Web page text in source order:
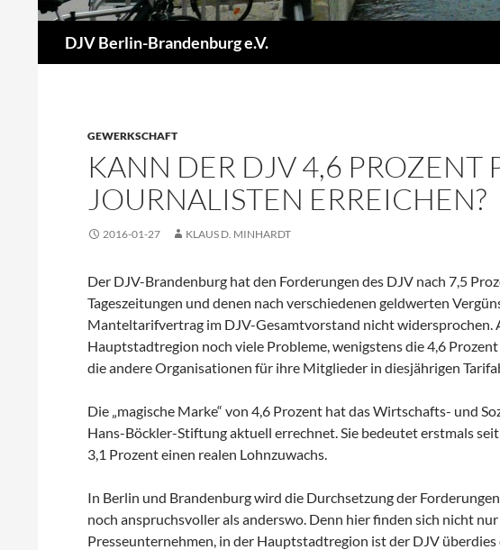
DJV Berlin-Brandenburg e.V.
GEWERKSCHAFT
KANN DER DJV 4,6 PROZENT
JOURNALISTEN ERREICHEN?
2016-01-27 KLAUS D. MINHARDT
Der DJV-Brandenburg hat den Forderungen des DJV nach 7,5
Tageszeitungen und denen nach verschiedenen geldwerten
Manteltarifvertrag im DJV-Gesamtvorstand nicht widersprochen.
Hauptstadtregion noch viele Probleme, wenigstens die 4,6
die andere Organisationen für ihre Mitglieder in diesjährigen
Die „magische Marke“ von 4,6 Prozent hat das Wirtschafts- und
Hans-Böckler-Stiftung aktuell errechnet. Sie bedeutet erstmals
3,1 Prozent einen realen Lohnzuwachs.
In Berlin und Brandenburg wird die Durchsetzung der
noch anspruchsvoller als anderswo. Denn hier finden sich nicht
Presseunternehmen, in der Hauptstadtregion ist der DJV